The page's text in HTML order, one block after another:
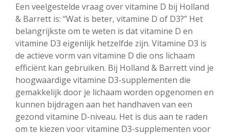
Een veelgestelde vraag over vitamine D bij Holland
& Barrett is: “Wat is beter, vitamine D of D3?” Het
belangrijkste om te weten is dat vitamine D en
vitamine D3 eigenlijk hetzelfde zijn. Vitamine D3 is
de actieve vorm van vitamine D die ons lichaam
efficiënt kan gebruiken. Bij Holland & Barrett vind je
hoogwaardige vitamine D3-supplementen die
gemakkelijk door je lichaam worden opgenomen en
kunnen bijdragen aan het handhaven van een
gezond vitamine D-niveau. Het is dus aan te raden
om te kiezen voor vitamine D3-supplementen voor